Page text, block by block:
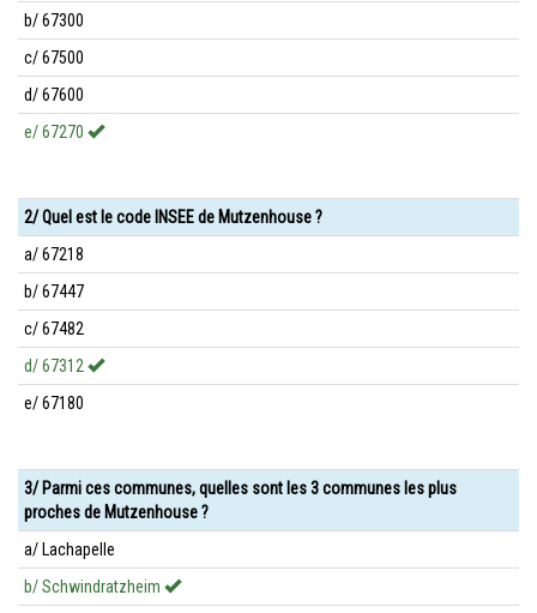
b/ 67300
c/ 67500
d/ 67600
e/ 67270
2/ Quel est le code INSEE de Mutzenhouse ?
a/ 67218
b/ 67447
c/ 67482
d/ 67312
e/ 67180
3/ Parmi ces communes, quelles sont les 3 communes les plus
proches de Mutzenhouse ?
a/ Lachapelle
b/ Schwindratzheim